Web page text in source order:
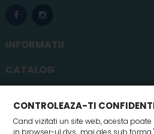
INFORMATII
CATALOG
CONTROLEAZA-TI
Cand vizitati un site web, acesta
in browser-ul dvs., mai ales sub forma